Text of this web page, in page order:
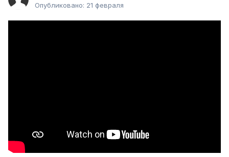
Опубликовано: 21 февраля